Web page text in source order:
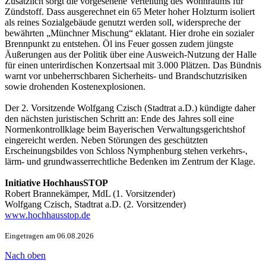
Zündstoff. Dass ausgerechnet ein 65 Meter hoher Holzturm isoliert
als reines Sozialgebäude genutzt werden soll, widerspreche der
bewährten „Münchner Mischung“ eklatant. Hier drohe ein sozialer
Brennpunkt zu entstehen. Öl ins Feuer gossen zudem jüngste
Äußerungen aus der Politik über eine Ausweich-Nutzung der Halle
für einen unterirdischen Konzertsaal mit 3.000 Plätzen. Das Bündnis
warnt vor unbeherrschbaren Sicherheits- und Brandschutzrisiken
sowie drohenden Kostenexplosionen.
Der 2. Vorsitzende Wolfgang Czisch (Stadtrat a.D.) kündigte daher
den nächsten juristischen Schritt an: Ende des Jahres soll eine
Normenkontrollklage beim Bayerischen Verwaltungsgerichtshof
eingereicht werden. Neben Störungen des geschützten
Erscheinungsbildes von Schloss Nymphenburg stehen verkehrs-,
lärm- und grundwasserrechtliche Bedenken im Zentrum der Klage.
Initiative HochhausSTOP
Robert Brannekämper, MdL (1. Vorsitzender)
Wolfgang Czisch, Stadtrat a.D. (2. Vorsitzender)
www.hochhausstop.de
Eingetragen am 06.08.2026
Nach oben